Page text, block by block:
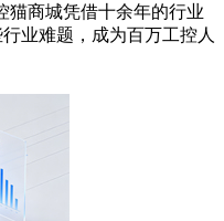
猫商城凭借十余年的行业
业难题，成为百万工控人